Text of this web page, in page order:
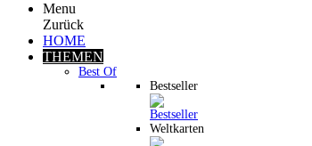
Menu
Zurück
HOME
THEMEN
Best Of
Bestseller
Weltkarten